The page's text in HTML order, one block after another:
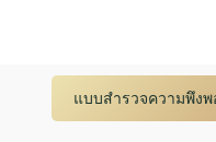
แบบสำรวจความพึงพ